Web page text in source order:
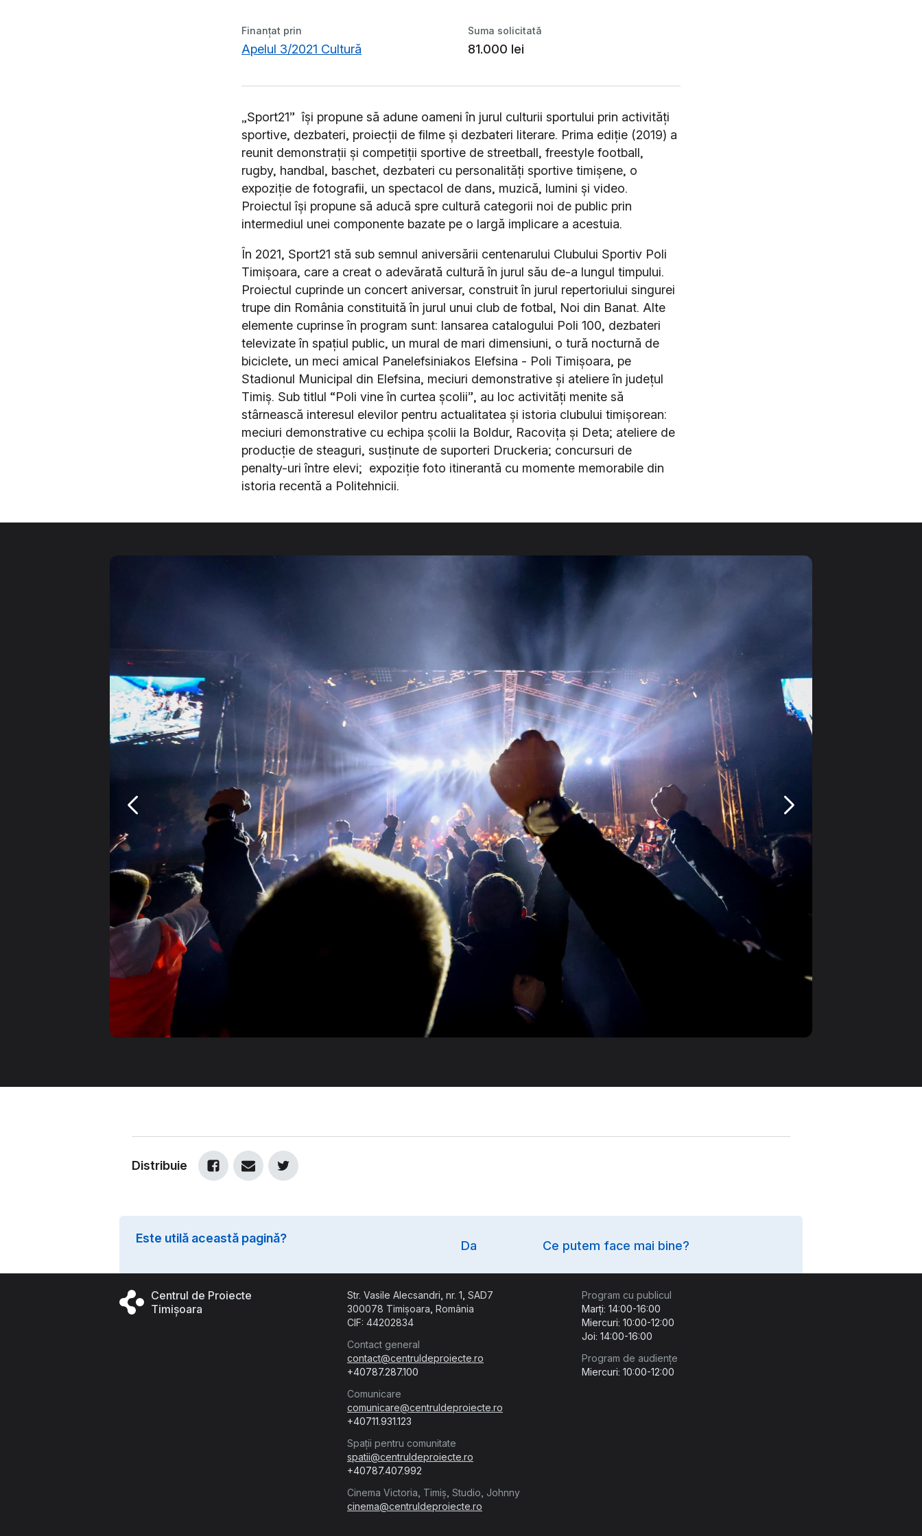
Finanțat prin
Apelul 3/2021 Cultură
Suma solicitată
81.000 lei
„Sport21” își propune să adune oameni în jurul culturii sportului prin activități
sportive, dezbateri, proiecții de filme și dezbateri literare. Prima ediție (2019) a
reunit demonstrații și competiții sportive de streetball, freestyle football,
rugby, handbal, baschet, dezbateri cu personalități sportive timișene, o
expoziție de fotografii, un spectacol de dans, muzică, lumini și video.
Proiectul își propune să aducă spre cultură categorii noi de public prin
intermediul unei componente bazate pe o largă implicare a acestuia.
În 2021, Sport21 stă sub semnul aniversării centenarului Clubului Sportiv Poli
Timișoara, care a creat o adevărată cultură în jurul său de-a lungul timpului.
Proiectul cuprinde un concert aniversar, construit în jurul repertoriului singurei
trupe din România constituită în jurul unui club de fotbal, Noi din Banat. Alte
elemente cuprinse în program sunt: lansarea catalogului Poli 100, dezbateri
televizate în spațiul public, un mural de mari dimensiuni, o tură nocturnă de
biciclete, un meci amical Panelefsiniakos Elefsina - Poli Timișoara, pe
Stadionul Municipal din Elefsina, meciuri demonstrative și ateliere în județul
Timiș. Sub titlul “Poli vine în curtea școlii”, au loc activități menite să
stârnească interesul elevilor pentru actualitatea și istoria clubului timișorean:
meciuri demonstrative cu echipa școlii la Boldur, Racovița și Deta; ateliere de
producție de steaguri, susținute de suporteri Druckeria; concursuri de
penalty-uri între elevi; expoziție foto itinerantă cu momente memorabile din
istoria recentă a Politehnicii.
Distribuie
Este utilă această pagină? Option
Da Ce putem face mai bine?
Centrul de Proiecte
Timișoara
Str. Vasile Alecsandri, nr. 1, SAD7
300078 Timișoara, România
CIF: 44202834
Contact general
contact@centruldeproiecte.ro
+40787.287.100
Comunicare
comunicare@centruldeproiecte.ro
+40711.931.123
Spații pentru comunitate
spatii@centruldeproiecte.ro
+40787.407.992
Cinema Victoria, Timiș, Studio, Johnny
cinema@centruldeproiecte.ro
Program cu publicul
Marți: 14:00-16:00
Miercuri: 10:00-12:00
Joi: 14:00-16:00
Program de audiențe
Miercuri: 10:00-12:00